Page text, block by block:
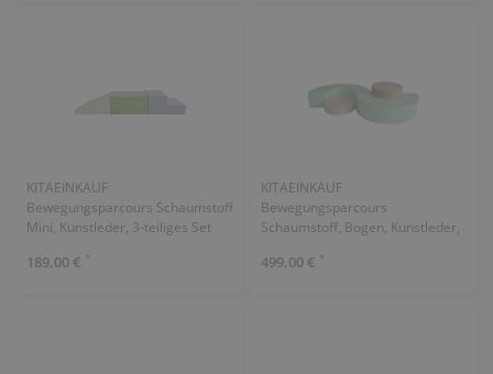
KITAEINKAUF
Bewegungsparcours Schaumstoff
Mini, Kunstleder, 3-teiliges Set
189,00 € *
KITAEINKAUF
Bewegungsparcours
Schaumstoff, Bogen, Kunstleder,
499,00 € *